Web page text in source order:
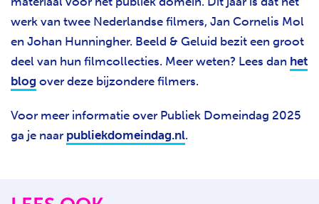
werk van twee Nederlandse filmers, Jan Cornelis Mol
en Johan Hunningher. Beeld & Geluid bezit een groot
deel van hun filmcollecties. Meer weten? Lees dan het
blog over deze bijzondere filmers.
Voor meer informatie over Publiek Domeindag 2025
ga je naar publiekdomeindag.nl.